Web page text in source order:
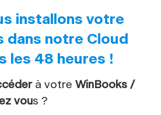
installons votre
dans notre Cloud
les 48 heures !
à votre WinBooks /
vous ?